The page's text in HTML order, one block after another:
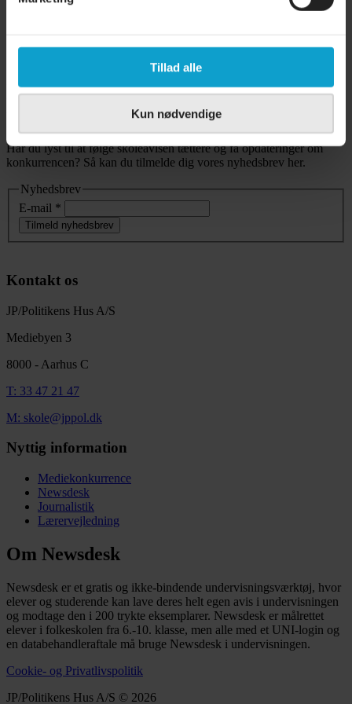
Tillad alle
Kun nødvendige
Læs mere
Læs mere
Har du lyst til at følge skoleavisen tættere og få opdateringer om
konkurrencen? Så kan du tilmelde dig vores nyhedsbrev her.
Nyhedsbrev
E-mail *
Tilmeld nyhedsbrev
Kontakt os
JP/Politikens Hus A/S
Mediebyen 3
8000 - Aarhus C
T: 33 47 21 47
M: skole@jppol.dk
Nyttig information
Mediekonkurrence
Newsdesk
Journalistik
Lærervejledning
Om Newsdesk
Newsdesk er et gratis og ikke-bindende undervisningsværktøj, hvor
elever og studerende kan lave deres helt egen avis i undervisningen
og modtage den i 200 trykte eksemplarer. Newsdesk er målrettet
elever i folkeskolen fra 6.-10. klasse, men alle med et UNI-login og
en databehandleraftale må bruge Newsdesk i undervisningen.
Cookie- og Privatlivspolitik
JP/Politikens Hus A/S © 2026